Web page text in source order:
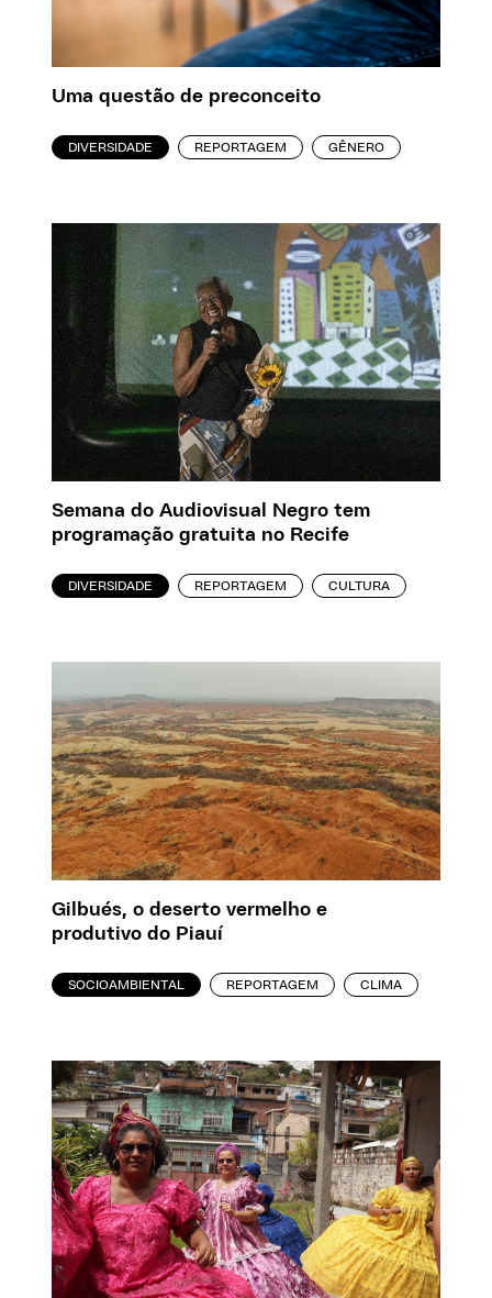
Uma questão de preconceito
DIVERSIDADE REPORTAGEM GÊNERO
Semana do Audiovisual Negro tem
programação gratuita no Recife
DIVERSIDADE REPORTAGEM CULTURA
Gilbués, o deserto vermelho e
produtivo do Piauí
SOCIOAMBIENTAL REPORTAGEM CLIMA